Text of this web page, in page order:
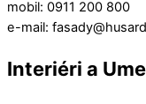
mobil: 0911 200 800
e-mail:
Interiéri a